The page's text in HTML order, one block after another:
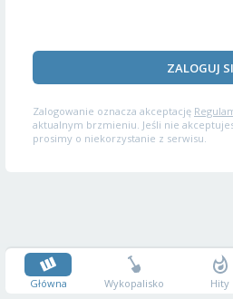
ZALOGUJ
Zalogowanie oznacza akceptację
aktualnym brzmieniu. Jeśli nie
prosimy o niekorzystanie z serwisu.
Główna Wykopalisko Hity